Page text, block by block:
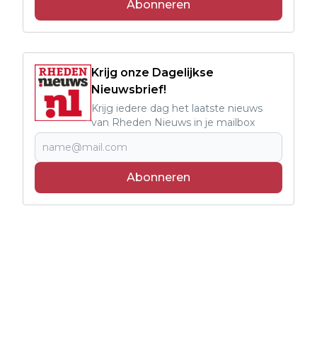
Abonneren
Krijg onze Dagelijkse
Nieuwsbrief!
Krijg iedere dag het laatste nieuws
van Rheden Nieuws in je mailbox
Abonneren